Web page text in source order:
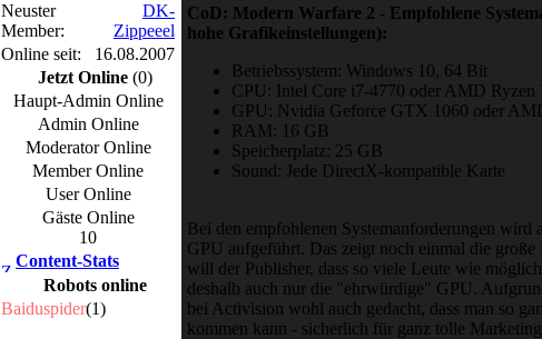
Neuster
Member:
DK-
Zippeeel
Online seit:
16.08.2007
Jetzt Online (0)
Haupt-Admin Online
Admin Online
Moderator Online
Member Online
User Online
Gäste Online
10
Content-Stats
Robots online
Baiduspider(1)
CoD: Modern Warfare 2 - Empfohlene
hohe Grafikeinstellungen):
Betriebssystem: Windows 10, 64 Bit
CPU: Intel Core i7-4770 oder AMD Ryzen
GPU: Nvidia Geforce GTX 1060 oder
RAM: 16 GB
Speicherplatz: 25 GB
Sound: Jede DirectX-kompatible Karte
Bei den empfohlenen Systemanforderungen
GPU aufgeführt. Das zeigt noch einmal die
will der Publisher, dass so viele Leute wie
deshalb auch nur die "ehrwürdige" GPU.
bei Activision wohl auch gedacht, dass man so
kommen kann - sicherlich für ganz tolle